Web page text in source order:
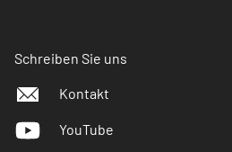
Schreiben Sie uns
Kontakt
YouTube